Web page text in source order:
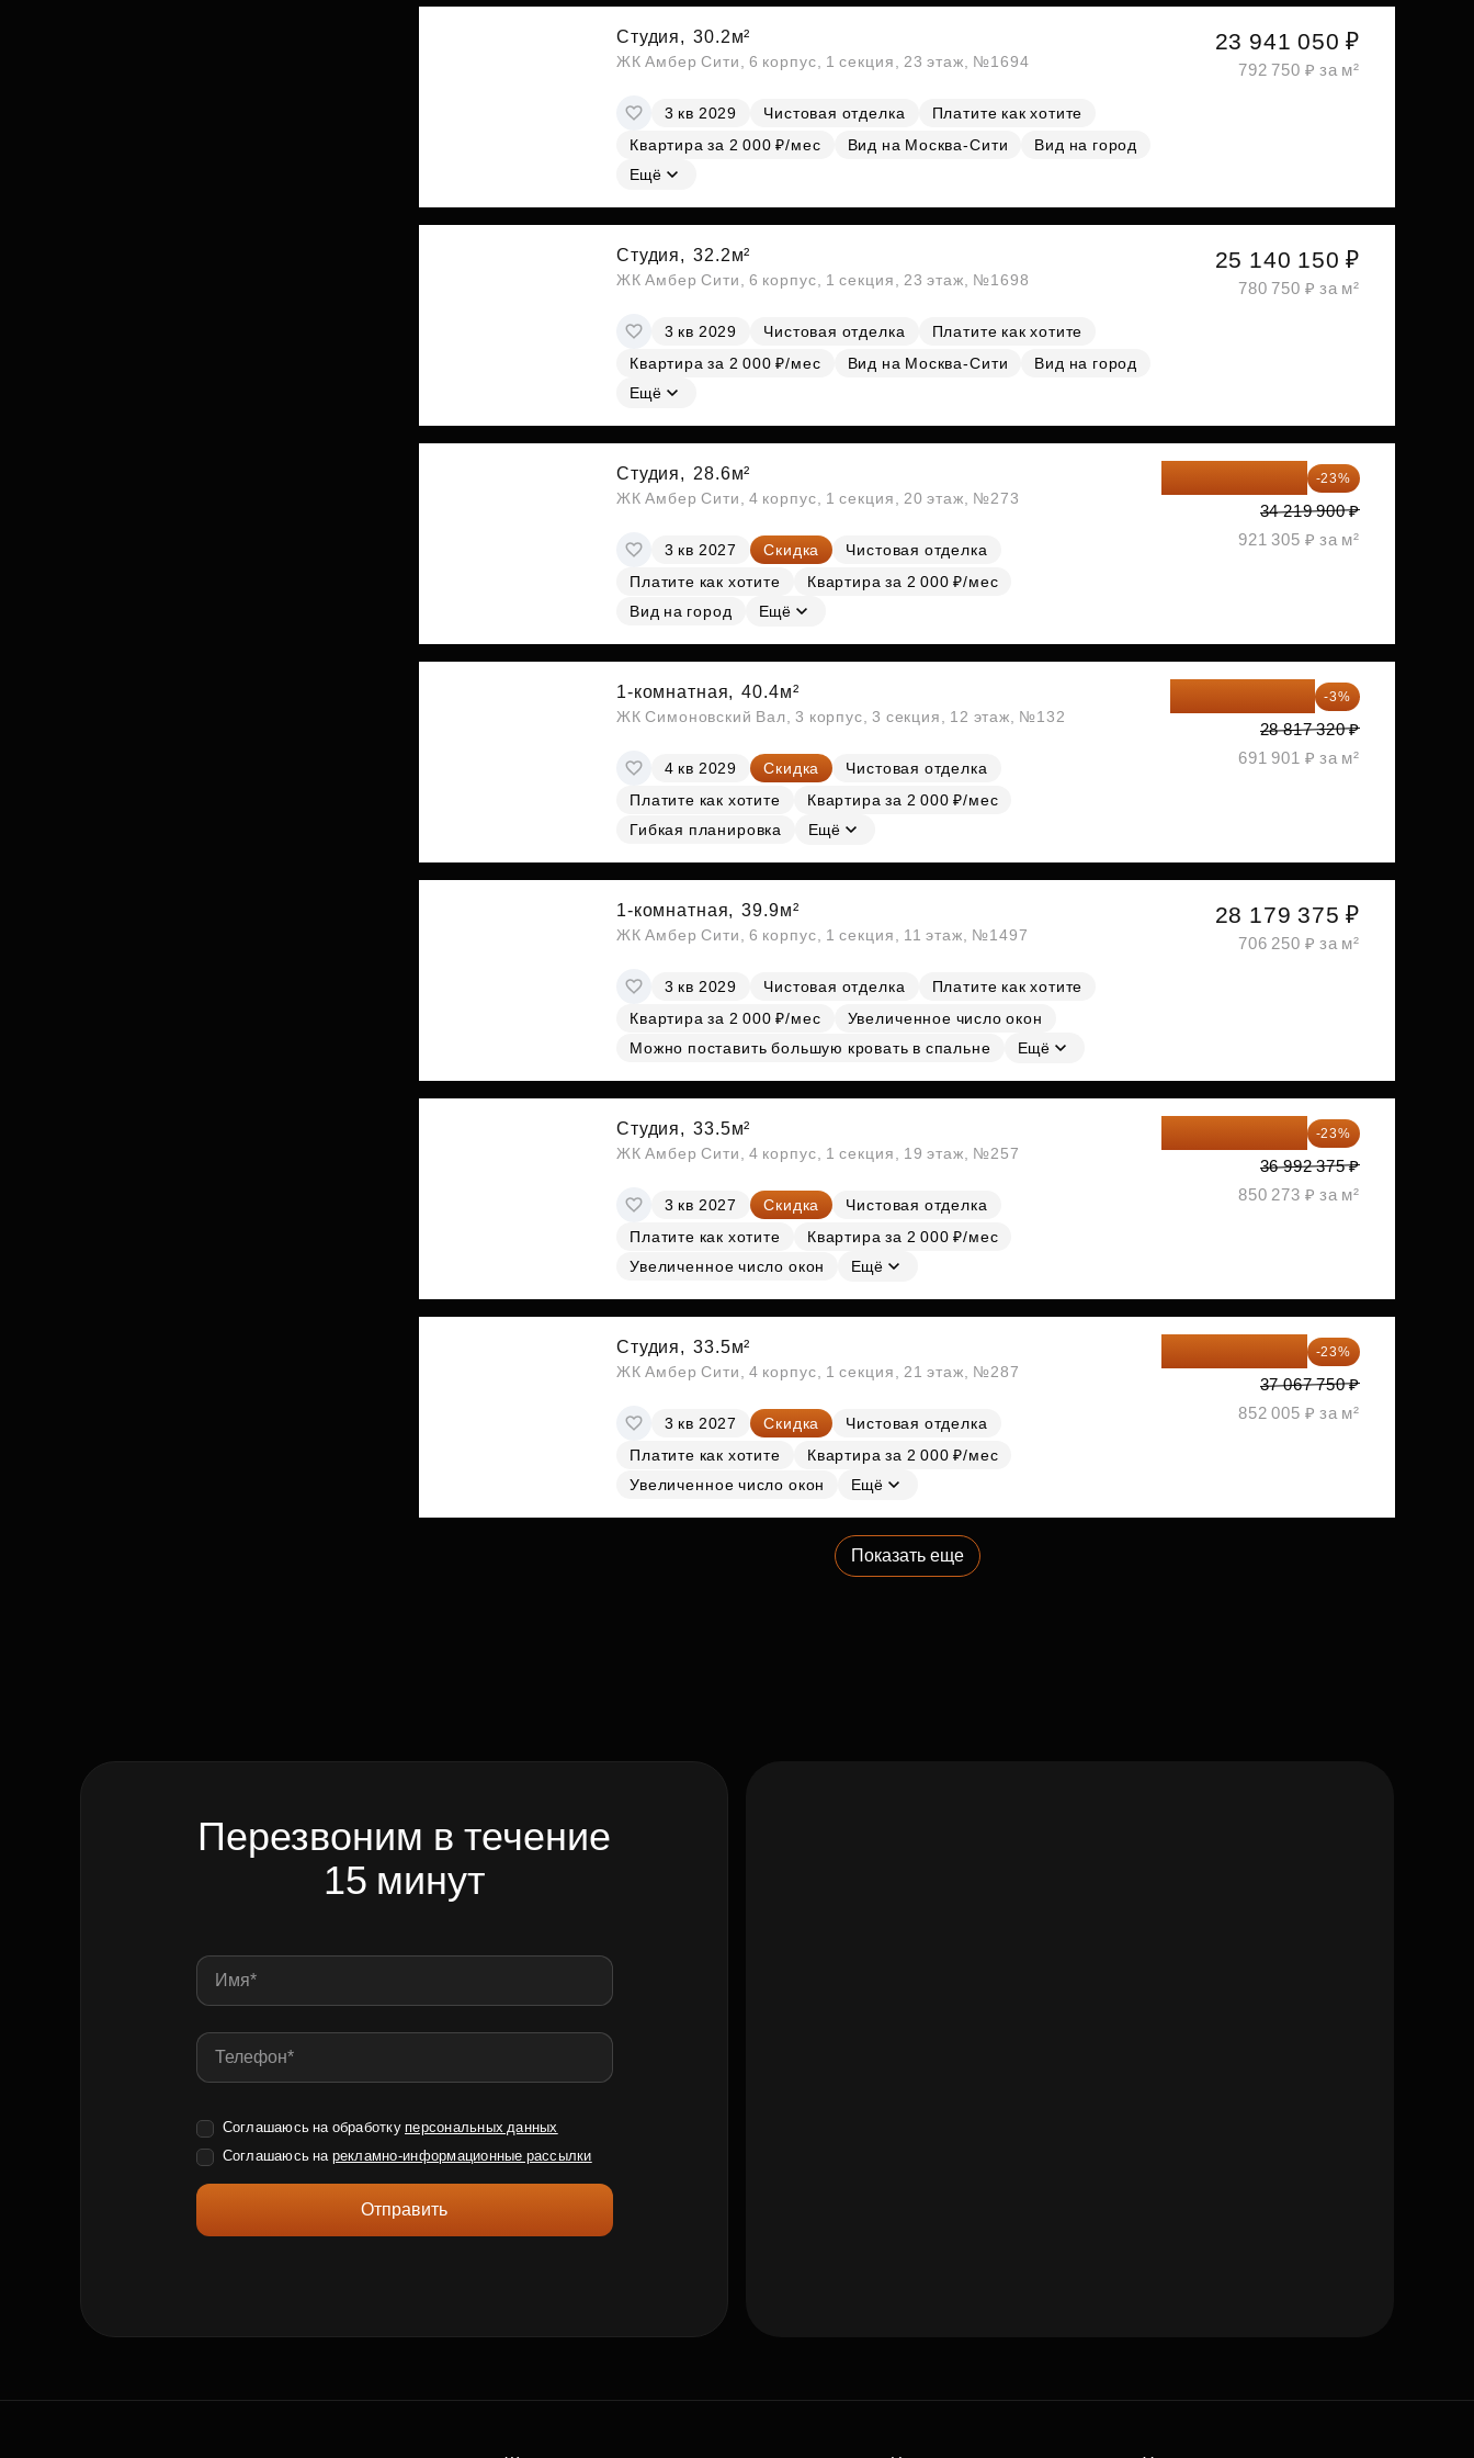
Студия, 30.2м²
ЖК Амбер Сити, 6 корпус, 1 секция, 23 этаж, №1694
3 кв 2029 Чистовая отделка
Платите как хотите
Квартира за 2 000 ₽/мес
Вид на Москва-Сити
Вид на город
Ещё
23 941 050 ₽
792 750 ₽ за м²
Студия, 32.2м²
ЖК Амбер Сити, 6 корпус, 1 секция, 23 этаж, №1698
3 кв 2029 Чистовая отделка
Платите как хотите
Квартира за 2 000 ₽/мес
Вид на Москва-Сити
Вид на город
Ещё
25 140 150 ₽
780 750 ₽ за м²
Студия, 28.6м²
ЖК Амбер Сити, 4 корпус, 1 секция, 20 этаж, №273
3 кв 2027 Скидка
Чистовая отделка
Платите как хотите
Квартира за 2 000 ₽/мес
Вид на город
Ещё
-23%
34 219 900 ₽
921 305 ₽ за м²
1-комнатная, 40.4м²
ЖК Симоновский Вал, 3 корпус, 3 секция, 12 этаж, №132
4 кв 2029 Скидка
Чистовая отделка
Платите как хотите
Квартира за 2 000 ₽/мес
Гибкая планировка
Ещё
27 952 800 ₽ -3%
28 817 320 ₽
691 901 ₽ за м²
1-комнатная, 39.9м²
ЖК Амбер Сити, 6 корпус, 1 секция, 11 этаж, №1497
3 кв 2029 Чистовая отделка
Платите как хотите
Квартира за 2 000 ₽/мес
Увеличенное число окон
Можно поставить большую кровать в спальне
Ещё
28 179 375 ₽
706 250 ₽ за м²
Студия, 33.5м²
ЖК Амбер Сити, 4 корпус, 1 секция, 19 этаж, №257
3 кв 2027 Скидка
Чистовая отделка
Платите как хотите
Квартира за 2 000 ₽/мес
Увеличенное число окон
Ещё
-23%
36 992 375 ₽
850 273 ₽ за м²
Студия, 33.5м²
ЖК Амбер Сити, 4 корпус, 1 секция, 21 этаж, №287
3 кв 2027 Скидка
Чистовая отделка
Платите как хотите
Квартира за 2 000 ₽/мес
Увеличенное число окон
Ещё
-23%
37 067 750 ₽
852 005 ₽ за м²
Показать еще
Перезвоним в течение
15 минут
Соглашаюсь на обработку персональных данных
Соглашаюсь на рекламно-информационные рассылки
Отправить